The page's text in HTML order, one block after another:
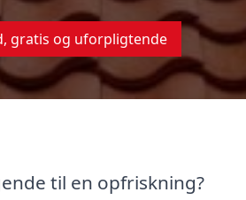
gratis og uforpligtende
til en opfriskning?